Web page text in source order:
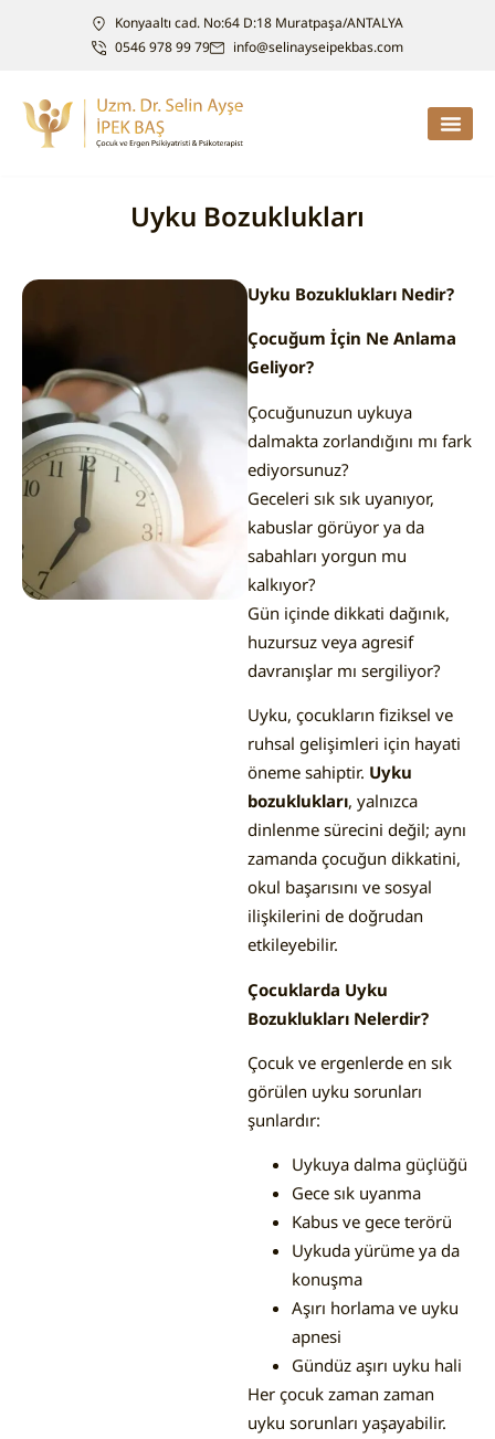
Konyaaltı cad. No:64 D:18 Muratpaşa/ANTALYA
0546 978 99 79
info@selinayseipekbas.com
Uyku Bozuklukları
Uyku Bozuklukları Nedir?
Çocuğum İçin Ne Anlama
Geliyor?
Çocuğunuzun uykuya
dalmakta zorlandığını mı fark
ediyorsunuz?
Geceleri sık sık uyanıyor,
kabuslar görüyor ya da
sabahları yorgun mu
kalkıyor?
Gün içinde dikkati dağınık,
huzursuz veya agresif
davranışlar mı sergiliyor?
Uyku, çocukların fiziksel ve
ruhsal gelişimleri için hayati
öneme sahiptir. Uyku
bozuklukları, yalnızca
dinlenme sürecini değil; aynı
zamanda çocuğun dikkatini,
okul başarısını ve sosyal
ilişkilerini de doğrudan
etkileyebilir.
Çocuklarda Uyku
Bozuklukları Nelerdir?
Çocuk ve ergenlerde en sık
görülen uyku sorunları
şunlardır:
Uykuya dalma güçlüğü
Gece sık uyanma
Kabus ve gece terörü
Uykuda yürüme ya da
konuşma
Aşırı horlama ve uyku
apnesi
Gündüz aşırı uyku hali
Her çocuk zaman zaman
uyku sorunları yaşayabilir.